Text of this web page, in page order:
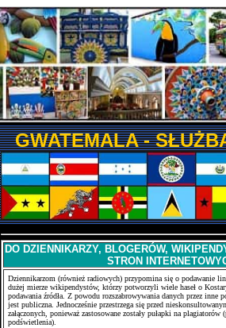
GWATEMALA -
DO DZIENNIKARZY, BLOGERÓW,
STRON
Dziennikarzom (również radiowych) przypomina się o podawanie
dużej mierze wikipendystów, którzy potworzyli wiele haseł o
podawania źródła. Z powodu rozszabrowywania danych przez inne
jest publiczna. Jednocześnie przestrzega się przed
załączonych, ponieważ zastosowane zostały pułapki na plagiatorów
podświetlenia).